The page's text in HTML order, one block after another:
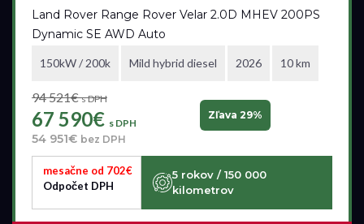
Land Rover Range Rover Velar 2.0D MHEV 200PS
Dynamic SE AWD Auto
150kW / 200k Mild hybrid diesel 2026 10 km
94 521€s DPH
67 590€ s DPH
54 951€ bez DPH
Zľava 29%
mesačne od 702€
Odpočet DPH
5 rokov / 150 000
kilometrov